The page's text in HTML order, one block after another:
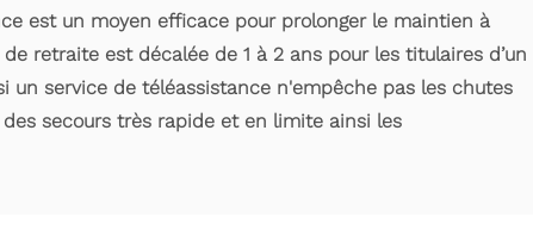
est un moyen efficace pour prolonger le maintien à
retraite est décalée de 1 à 2 ans pour les titulaires d’un
un service de téléassistance n'empêche pas les chutes
secours très rapide et en limite ainsi les